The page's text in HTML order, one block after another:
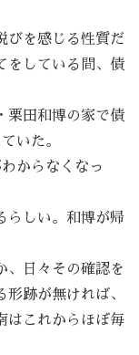
びを感じる性質だ
をしている間、債
栗田和博の家で債
いた。
からなくなっ
らしい。和博が帰
、日々その確認を
跡が無ければ、
はこれからほぼ毎